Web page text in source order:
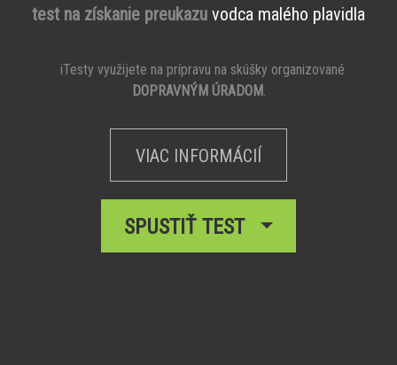
test na získanie preukazu vodca malého plavidla
iTesty využijete na prípravu na skúšky organizované
DOPRAVNÝM ÚRADOM.
VIAC INFORMÁCIÍ
SPUSTIŤ TEST